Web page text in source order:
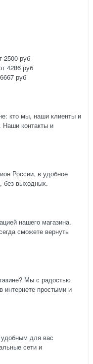
2500 руб
4286 руб
руб
кто мы, наши клиенты и
Наши контакты и
России, в удобное
без выходных.
нашего магазина.
сможете вернуть
Мы с радостью
интернете простыми и
для вас
сети и